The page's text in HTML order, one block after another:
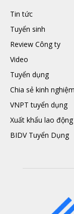
Tin tức
Tuyển sinh
Review Công ty
Video
Tuyển dụng
Chia sẻ kinh nghiệm
VNPT tuyển dụng
Xuất khẩu lao động
BIDV Tuyển Dụng